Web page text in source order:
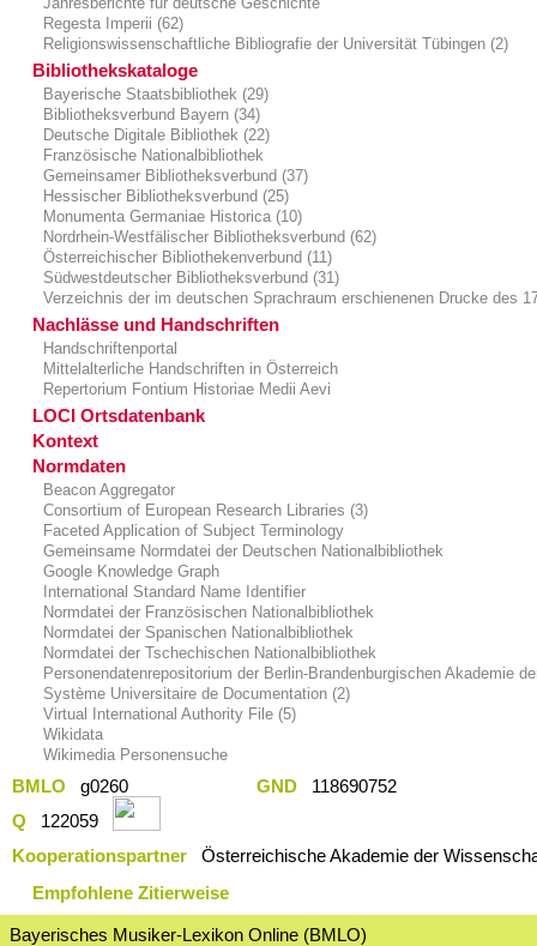
Regesta Imperii (62)
Religionswissenschaftliche Bibliografie der Universität Tübingen (2)
Bibliothekskataloge
Bayerische Staatsbibliothek (29)
Bibliotheksverbund Bayern (34)
Deutsche Digitale Bibliothek (22)
Französische Nationalbibliothek
Gemeinsamer Bibliotheksverbund (37)
Hessischer Bibliotheksverbund (25)
Monumenta Germaniae Historica (10)
Nordrhein-Westfälischer Bibliotheksverbund (62)
Österreichischer Bibliothekenverbund (11)
Südwestdeutscher Bibliotheksverbund (31)
Verzeichnis der im deutschen Sprachraum erschienenen Drucke des
Nachlässe und Handschriften
Handschriftenportal
Mittelalterliche Handschriften in Österreich
Repertorium Fontium Historiae Medii Aevi
LOCI Ortsdatenbank
Kontext
Normdaten
Beacon Aggregator
Consortium of European Research Libraries (3)
Faceted Application of Subject Terminology
Gemeinsame Normdatei der Deutschen Nationalbibliothek
Google Knowledge Graph
International Standard Name Identifier
Normdatei der Französischen Nationalbibliothek
Normdatei der Spanischen Nationalbibliothek
Normdatei der Tschechischen Nationalbibliothek
Personendatenrepositorium der Berlin-Brandenburgischen Akademie
Système Universitaire de Documentation (2)
Virtual International Authority File (5)
Wikidata
Wikimedia Personensuche
BMLO g0260 GND
118690752
Q
122059
Kooperationspartner
Österreichische Akademie der
Empfohlene Zitierweise
Bayerisches Musiker-Lexikon Online (BMLO)